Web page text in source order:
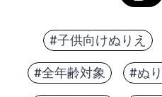
#子供向けぬりえ
#全年齢対象 #ぬ